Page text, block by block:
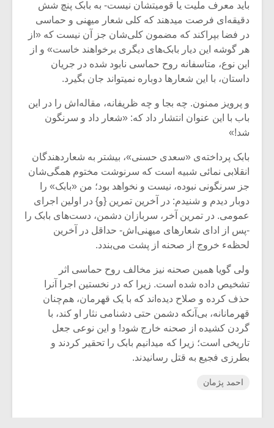
باید معرف ملیت یا قومیتشان نیست- به بابک پنچ شش
دقیقه‌ای فرصت میدهند که کلی شعار میهنی و حماسی
در فضا بپراکند که مضمون کلی‌شان جز آن‌ نیست که «از
هر گوشه این دیار بابک‌های دیگری برخواهند خاست» و از
این نوع، متاسفانه روح حماسی نابود شده در جریان
داستان، با این‌ شعارها دوباره نمیتواند جان بگیرد.
و پرویز ممنون. چه بجا و چه ظریفانه، مقاله‌اش را در این
باب‌ با این عنوان انتشار داد که: «شعار داد و سرنگون
شد!»
بابک پرداخته‌ی «سعدی حسنی»، بیشتر به شعاردهندگان
انقلابی‌ نمائی شبیه است که سرنوشت مختوم همگی‌شان
جز سرنگونی نبوده، نیست‌ و نخواهد بود؛ من «بابک» را
دوبار دیدم و شنیدم: در آخرین تمرین {و} در اولین اجرای
عمومی. در تمرین آخر، سربازان دشمن، دست‌های بابک را
-پس از ادای شعارهای میهنی‌اش- حداقل در آخرین
لحظهء خروج از صحنه‌ از پشت می‌بندد.
ولی گویا همین صحنه نیز مخالف روح حماسی اثر
تشخیص داده شده است. زیرا که در نخستین اجرا آنرا
حذف کرده و صلاح‌ دیده‌اند که با یک قهرمان، هم‌چنان
قهرمانانه، بی‌آنکه دشمن حتی دشنامی‌ نثار او کند، با
گردن کشیده از صحنه خارج شود! و این نوعی جعل
تاریخی‌ است؛ زیرا که میدانیم بابک را تحقیر کردند و
بطرزی فجیع به قتل‌ رسانیدند.
احمد پژمان